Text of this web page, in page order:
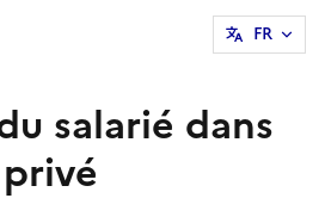
FR
salarié dans